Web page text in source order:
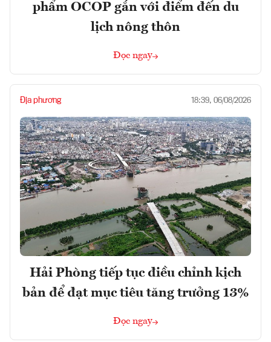
phẩm OCOP gắn với điểm đến du
lịch nông thôn
Đọc ngay
Địa phương 18:39, 06/08/2026
Hải Phòng tiếp tục điều chỉnh kịch
bản để đạt mục tiêu tăng trưởng 13%
Đọc ngay